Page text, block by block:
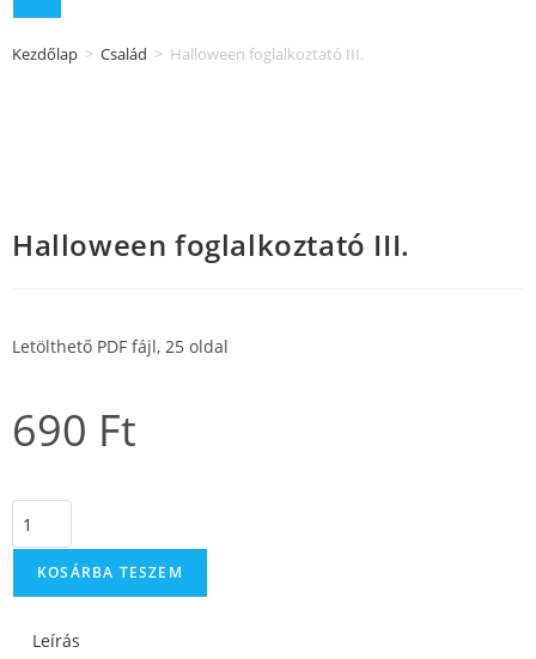
Kezdőlap > Család > Halloween foglalkoztató III.
Halloween foglalkoztató III.
Letölthető PDF fájl, 25 oldal
690 Ft
KOSÁRBA TESZEM
Leírás